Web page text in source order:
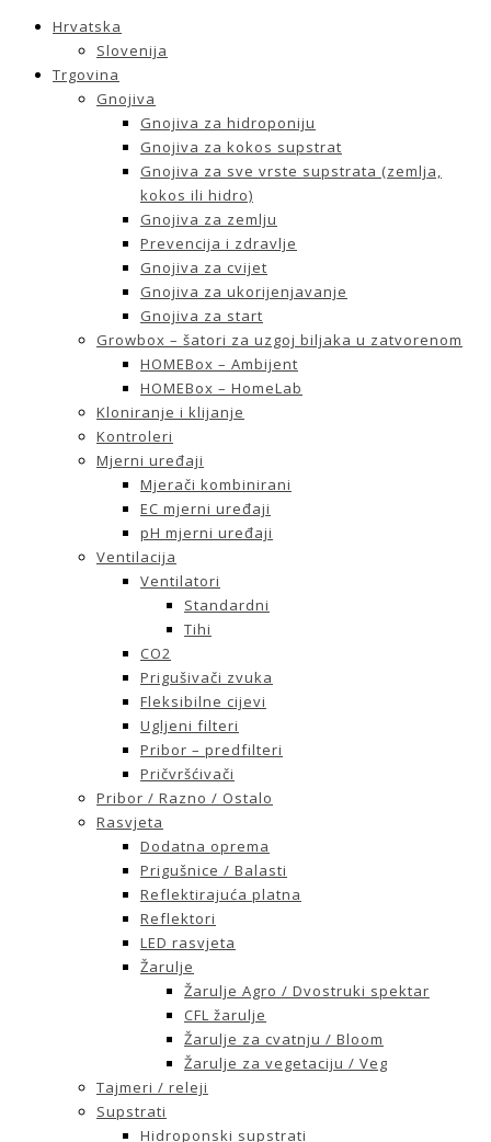
Hrvatska
Slovenija
Trgovina
Gnojiva
Gnojiva za hidroponiju
Gnojiva za kokos supstrat
Gnojiva za sve vrste supstrata (zemlja,
kokos ili hidro)
Gnojiva za zemlju
Prevencija i zdravlje
Gnojiva za cvijet
Gnojiva za ukorijenjavanje
Gnojiva za start
Growbox – šatori za uzgoj biljaka u zatvorenom
HOMEBox – Ambijent
HOMEBox – HomeLab
Kloniranje i klijanje
Kontroleri
Mjerni uređaji
Mjerači kombinirani
EC mjerni uređaji
pH mjerni uređaji
Ventilacija
Ventilatori
Standardni
Tihi
CO2
Prigušivači zvuka
Fleksibilne cijevi
Ugljeni filteri
Pribor – predfilteri
Pričvršćivači
Pribor / Razno / Ostalo
Rasvjeta
Dodatna oprema
Prigušnice / Balasti
Reflektirajuća platna
Reflektori
LED rasvjeta
Žarulje
Žarulje Agro / Dvostruki spektar
CFL žarulje
Žarulje za cvatnju / Bloom
Žarulje za vegetaciju / Veg
Tajmeri / releji
Supstrati
Hidroponski supstrati